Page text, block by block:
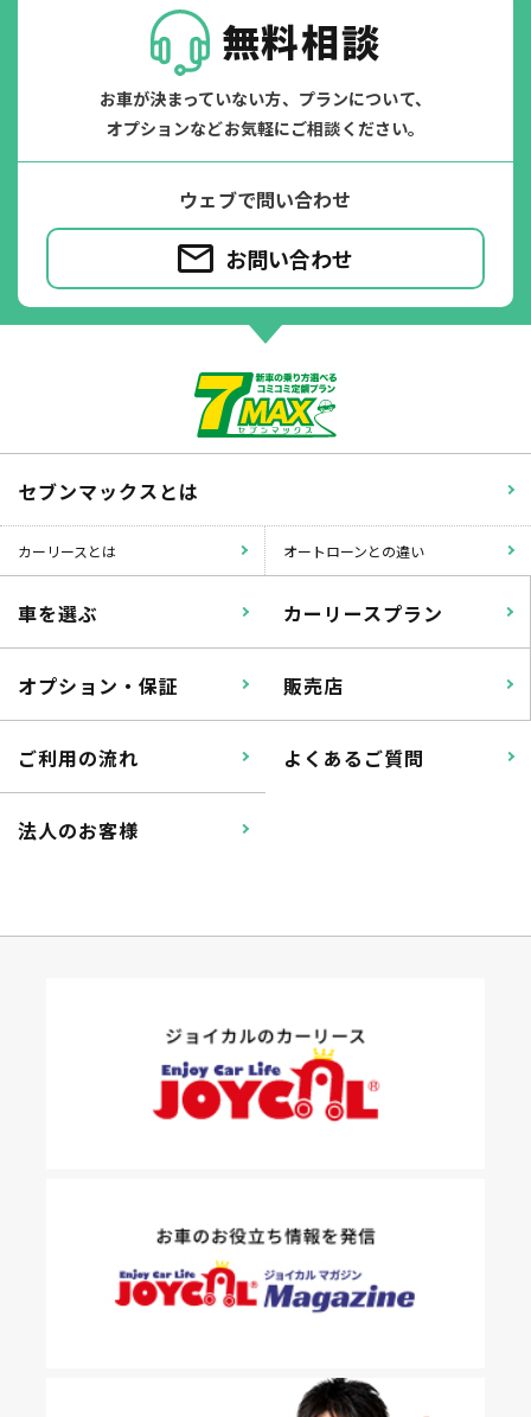
無料相談
お車が決まっていない方、プランについて、
オプションなどお気軽にご相談ください。
ウェブで問い合わせ
お問い合わせ
セブンマックスとは
カーリースとは オートローンとの違い
車を選ぶ カーリースプラン
オプション・保証 販売店
ご利用の流れ よくあるご質問
法人のお客様